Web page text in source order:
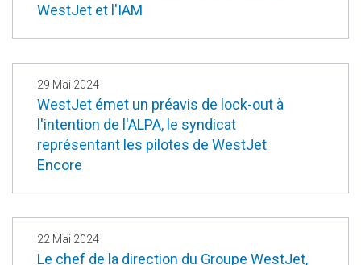
WestJet et l'IAM
29 Mai 2024
WestJet émet un préavis de lock-out à
l'intention de l'ALPA, le syndicat
représentant les pilotes de WestJet
Encore
22 Mai 2024
Le chef de la direction du Groupe WestJet,